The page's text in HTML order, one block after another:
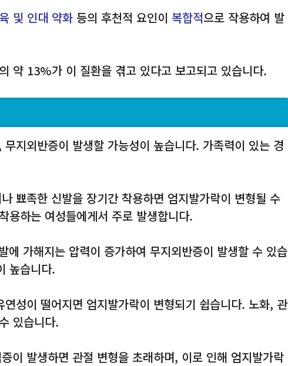
및 인대 약화 등의 후천적 요인이 복합적으로 작용하여 발
약 13%가 이 질환을 겪고 있다고 보고되고 있습니다.
지외반증이 발생할 가능성이 높습니다. 가족력이 있는 경
뾰족한 신발을 장기간 착용하면 엄지발가락이 변형될 수
용하는 여성들에게서 주로 발생합니다.
에 가해지는 압력이 증가하여 무지외반증이 발생할 수 있습
높습니다.
성이 떨어지면 엄지발가락이 변형되기 쉽습니다. 노화, 관
있습니다.
이 발생하면 관절 변형을 초래하며, 이로 인해 엄지발가락